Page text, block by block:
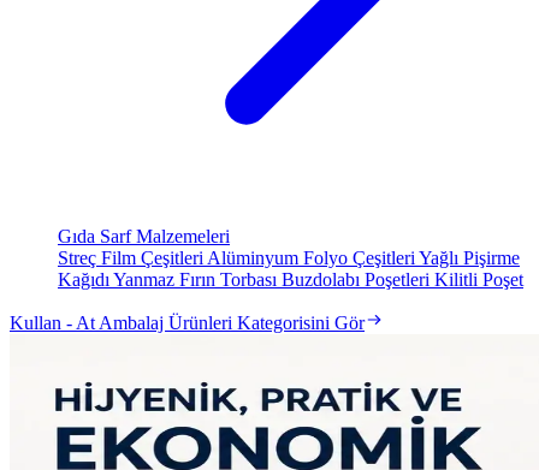
Gıda Sarf Malzemeleri
Streç Film Çeşitleri Alüminyum Folyo Çeşitleri Yağlı Pişirme
Kağıdı Yanmaz Fırın Torbası Buzdolabı Poşetleri Kilitli Poşet
Kullan - At Ambalaj Ürünleri Kategorisini Gör